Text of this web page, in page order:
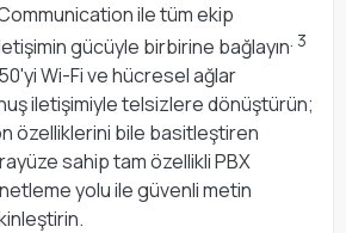
ile tüm ekip
gücüyle birbirine bağlayın . 3
Wi-Fi ve hücresel ağlar
iletişimiyle telsizlere dönüştürün;
özelliklerini bile basitleştiren
sahip tam özellikli PBX
yolu ile güvenli metin